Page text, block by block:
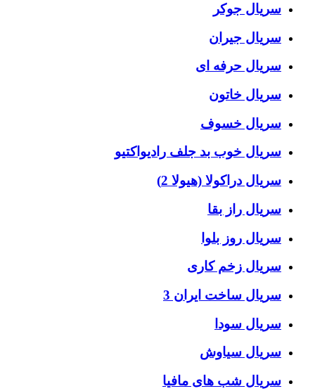
سریال جوکر
سریال جیران
سریال حرفه ای
سریال خاتون
سریال خسوف
سریال خوب بد جلف رادیواکتیو
سریال دراکولا (هیولا 2)
سریال راز بقا
سریال روز بلوا
سریال زخم کاری
سریال ساخت ایران 3
سریال سودا
سریال سیاوش
سریال شب های مافیا